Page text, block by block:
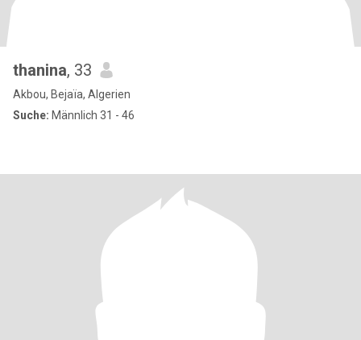
thanina, 33
Akbou, Bejaïa, Algerien
Suche: Männlich 31 - 46